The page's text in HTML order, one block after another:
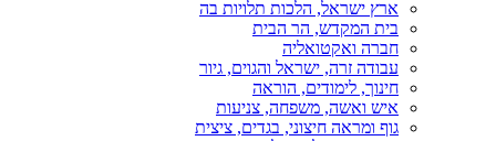
ארץ ישראל, הלכות תלויות בה
בית המקדש, הר הבית
חברה ואקטואליה
עבודה זרה, ישראל והגוים, גיור
חינוך, לימודים, הוראה
איש ואשה, משפחה, צניעות
גוף ומראה חיצוני, בגדים, ציצית